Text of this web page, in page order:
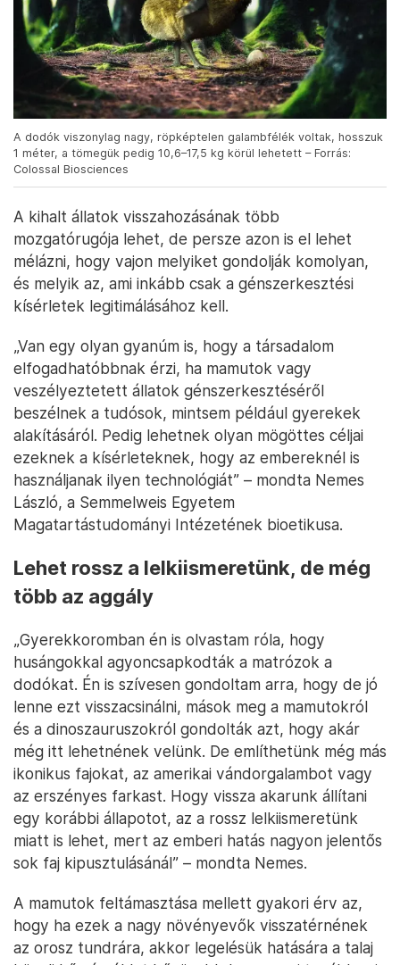
A dodók viszonylag nagy, röpképtelen galambfélék voltak, hosszuk
1 méter, a tömegük pedig 10,6–17,5 kg körül lehetett – Forrás:
Colossal Biosciences
A kihalt állatok visszahozásának több
mozgatórugója lehet, de persze azon is el lehet
mélázni, hogy vajon melyiket gondolják komolyan,
és melyik az, ami inkább csak a génszerkesztési
kísérletek legitimálásához kell.
„Van egy olyan gyanúm is, hogy a társadalom
elfogadhatóbbnak érzi, ha mamutok vagy
veszélyeztetett állatok génszerkesztéséről
beszélnek a tudósok, mintsem például gyerekek
alakításáról. Pedig lehetnek olyan mögöttes céljai
ezeknek a kísérleteknek, hogy az embereknél is
használjanak ilyen technológiát” – mondta Nemes
László, a Semmelweis Egyetem
Magatartástudományi Intézetének bioetikusa.
Lehet rossz a lelkiismeretünk, de még
több az aggály
„Gyerekkoromban én is olvastam róla, hogy
husángokkal agyoncsapkodták a matrózok a
dodókat. Én is szívesen gondoltam arra, hogy de jó
lenne ezt visszacsinálni, mások meg a mamutokról
és a dinoszauruszokról gondolták azt, hogy akár
még itt lehetnének velünk. De említhetünk még más
ikonikus fajokat, az amerikai vándorgalambot vagy
az erszényes farkast. Hogy vissza akarunk állítani
egy korábbi állapotot, az a rossz lelkiismeretünk
miatt is lehet, mert az emberi hatás nagyon jelentős
sok faj kipusztulásánál” – mondta Nemes.
A mamutok feltámasztása mellett gyakori érv az,
hogy ha ezek a nagy növényevők visszatérnének
az orosz tundrára, akkor legelésük hatására a talaj